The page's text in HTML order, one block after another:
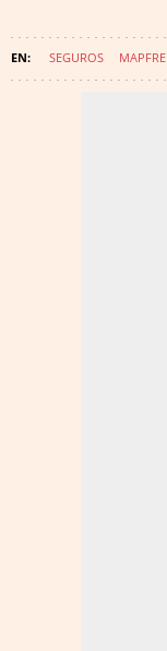
SEGUROS MAPFRE